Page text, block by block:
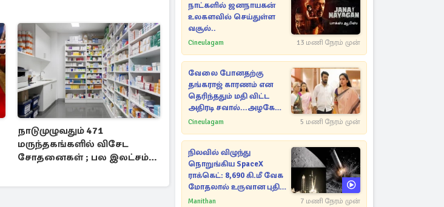
நாடுமுழுவதும் 471
மருந்தகங்களில் விசேட
சோதனைகள் ; பல இலட்சம்
நாட்களில் ஜனநாயகன்
உலகளவில் செய்துள்ள
வசூல்..
Cineulagam 13 மணி நேரம் முன்
வேலை போனதற்கு
தங்கராஜ் காரணம் என
தெரிந்ததும் மதி விட்ட
அதிரடி சவால்...அழகே
அழகு
Cineulagam 5 மணி நேரம் முன்
நிலவில் விழுந்து
நொறுங்கிய SpaceX
ராக்கெட்: 8,690 கி.மீ வேக
மோதலால் உருவான புதிய
பள்ளம்!
Manithan 7 மணி நேரம் முன்